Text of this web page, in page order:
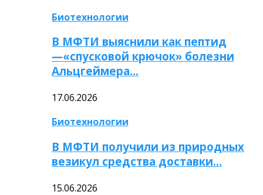
Биотехнологии
В МФТИ выяснили как пептид
—«спусковой крючок» болезни
Альцгеймера…
17.06.2026
Биотехнологии
В МФТИ получили из природных
везикул средства доставки…
15.06.2026